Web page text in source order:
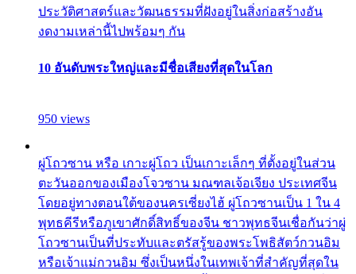
ประวัติศาสตร์และวัฒนธรรมที่ฝังอยู่ในสิ่งก่อสร้างอัน
งดงามเหล่านี้ไปพร้อมๆ กัน
10 อันดับพระใหญ่และมีชื่อเสียงที่สุดในโลก
950 views
ผู่โถวซาน หรือ เกาะผู่โถว เป็นเกาะเล็กๆ ที่ตั้งอยู่ในส่วน
ตะวันออกของเมืองโจวซาน มณฑลเจ้อเจียง ประเทศจีน
โดยอยู่ทางตอนใต้ของนครเซี่ยงไฮ้ ผู่โถวซานเป็น 1 ใน 4
พุทธคีรีหรือภูเขาศักดิ์สิทธิ์ของจีน ชาวพุทธจีนเชื่อกันว่าผู่
โถวซานเป็นที่ประทับและตรัสรู้ของพระโพธิสัตว์กวนอิม
หรือเจ้าแม่กวนอิม ซึ่งเป็นหนึ่งในเทพเจ้าที่สำคัญที่สุดใน